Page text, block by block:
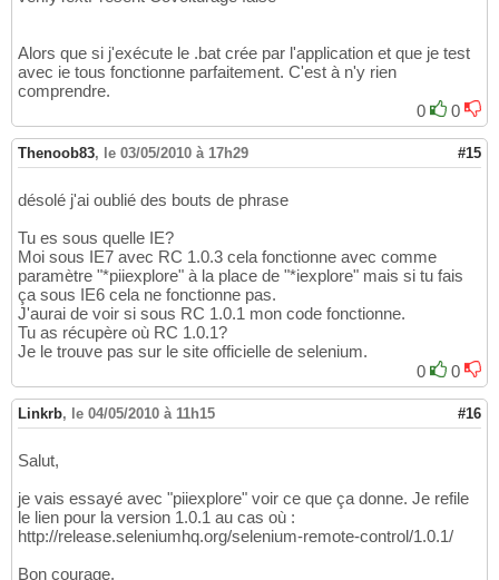
Alors que si j'exécute le .bat crée par l'application et que je test
avec ie tous fonctionne parfaitement. C'est à n'y rien
comprendre.
0
0
Thenoob83, le 03/05/2010 à 17h29 #15
désolé j'ai oublié des bouts de phrase
Tu es sous quelle IE?
Moi sous IE7 avec RC 1.0.3 cela fonctionne avec comme
paramètre "*piiexplore" à la place de "*iexplore" mais si tu fais
ça sous IE6 cela ne fonctionne pas.
J'aurai de voir si sous RC 1.0.1 mon code fonctionne.
Tu as récupère où RC 1.0.1?
Je le trouve pas sur le site officielle de selenium.
0
0
Linkrb, le 04/05/2010 à 11h15 #16
Salut,
je vais essayé avec "piiexplore" voir ce que ça donne. Je refile
le lien pour la version 1.0.1 au cas où :
http://release.seleniumhq.org/selenium-remote-control/1.0.1/
Bon courage.